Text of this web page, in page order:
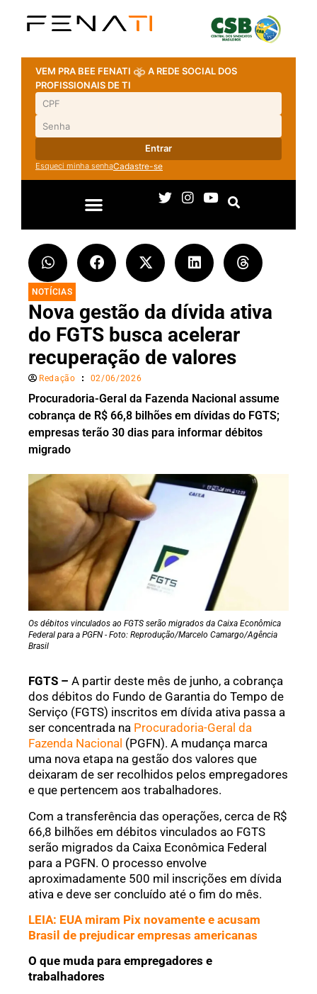
VEM PRA BEE FENATI
A REDE SOCIAL DOS
PROFISSIONAIS DE TI
Entrar
Esqueci minha senhaCadastre-se
NOTÍCIAS
Nova gestão da dívida ativa
do FGTS busca acelerar
recuperação de valores
Redação 02/06/2026
Procuradoria-Geral da Fazenda Nacional assume
cobrança de R$ 66,8 bilhões em dívidas do FGTS;
empresas terão 30 dias para informar débitos
migrado
Os débitos vinculados ao FGTS serão migrados da Caixa Econômica
Federal para a PGFN - Foto: Reprodução/Marcelo Camargo/Agência
Brasil
FGTS – A partir deste mês de junho, a cobrança
dos débitos do Fundo de Garantia do Tempo de
Serviço (FGTS) inscritos em dívida ativa passa a
ser concentrada na Procuradoria-Geral da
Fazenda Nacional (PGFN). A mudança marca
uma nova etapa na gestão dos valores que
deixaram de ser recolhidos pelos empregadores
e que pertencem aos trabalhadores.
Com a transferência das operações, cerca de R$
66,8 bilhões em débitos vinculados ao FGTS
serão migrados da Caixa Econômica Federal
para a PGFN. O processo envolve
aproximadamente 500 mil inscrições em dívida
ativa e deve ser concluído até o fim do mês.
LEIA: EUA miram Pix novamente e acusam
Brasil de prejudicar empresas americanas
O que muda para empregadores e
trabalhadores